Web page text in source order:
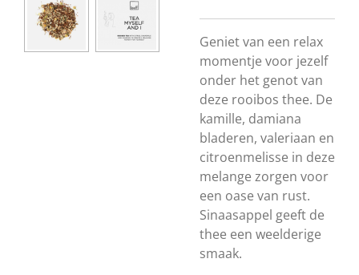
Geniet van een relax
momentje voor jezelf
onder het genot van
deze rooibos thee. De
kamille, damiana
bladeren, valeriaan en
citroenmelisse in deze
melange zorgen voor
een oase van rust.
Sinaasappel geeft de
thee een weelderige
smaak.